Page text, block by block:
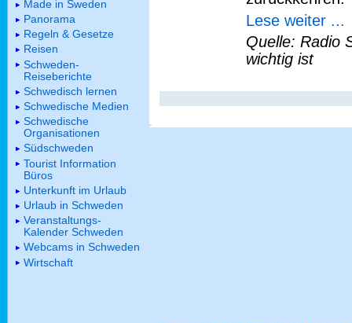
Lese weiter ...
Quelle: Radio
wichtig ist
Made in Sweden
Panorama
Regeln & Gesetze
Reisen
Schweden-
Reiseberichte
Schwedisch lernen
Schwedische Medien
Schwedische
Organisationen
Südschweden
Tourist Information
Büros
Unterkunft im Urlaub
Urlaub in Schweden
Veranstaltungs-
Kalender Schweden
Webcams in Schweden
Wirtschaft